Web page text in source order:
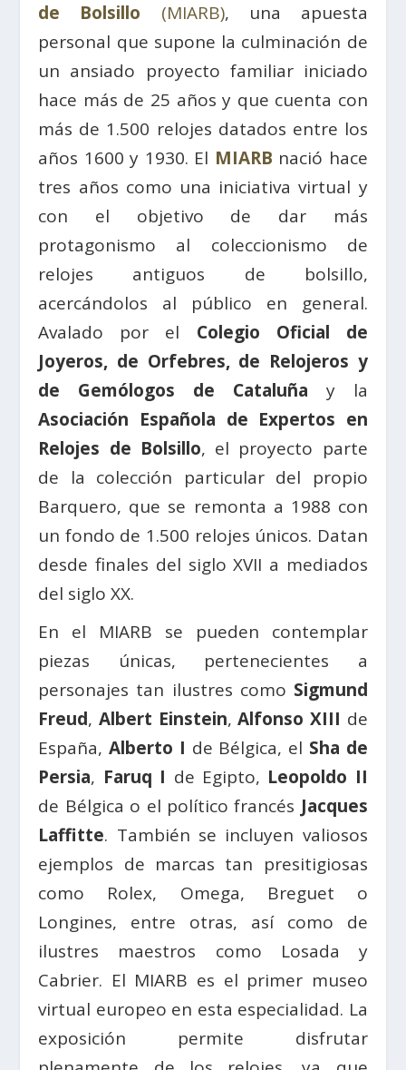
de Bolsillo (MIARB), una apuesta
personal que supone la culminación de
un ansiado proyecto familiar iniciado
hace más de 25 años y que cuenta con
más de 1.500 relojes datados entre los
años 1600 y 1930. El MIARB nació hace
tres años como una iniciativa virtual y
con el objetivo de dar más
protagonismo al coleccionismo de
relojes antiguos de bolsillo,
acercándolos al público en general.
Avalado por el Colegio Oficial de
Joyeros, de Orfebres, de Relojeros y
de Gemólogos de Cataluña y la
Asociación Española de Expertos en
Relojes de Bolsillo, el proyecto parte
de la colección particular del propio
Barquero, que se remonta a 1988 con
un fondo de 1.500 relojes únicos. Datan
desde finales del siglo XVII a mediados
del siglo XX.
En el MIARB se pueden contemplar
piezas únicas, pertenecientes a
personajes tan ilustres como Sigmund
Freud,Albert Einstein,Alfonso XIII de
España,Alberto I de Bélgica, el Sha de
Persia, Faruq I de Egipto, Leopoldo II
de Bélgica o el político francés Jacques
Laffitte. También se incluyen valiosos
ejemplos de marcas tan presitigiosas
como Rolex, Omega, Breguet o
Longines, entre otras, así como de
ilustres maestros como Losada y
Cabrier. El MIARB es el primer museo
virtual europeo en esta especialidad. La
exposición permite disfrutar